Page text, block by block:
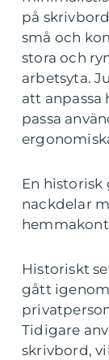
på
små och
stora och
arbetsyta.
att
passa
En
nackdelar
Historiskt
gått
Tidigare
skrivbord,